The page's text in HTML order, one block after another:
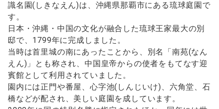
識名園(しきなえん)は、沖縄県那覇市にある琉球庭園で
す。
日本・沖縄・中国の文化が融合した琉球王家最大の別
邸で、1799年に完成しました。
当時は首里城の南にあったことから、別名「南苑(なん
えん)」とも称され、中国皇帝からの使者をもてなす迎
賓館として利用されていました。
園内には正門や番屋、心字池(しんじいけ)、六角堂、石
橋などが配され、美しい庭園を成しています。